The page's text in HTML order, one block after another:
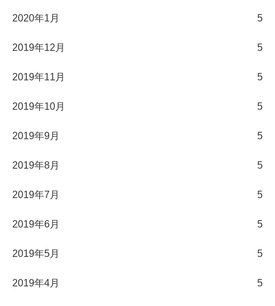
2020年1月 5
2019年12月 5
2019年11月 5
2019年10月 5
2019年9月 5
2019年8月 5
2019年7月 5
2019年6月 5
2019年5月 5
2019年4月 5